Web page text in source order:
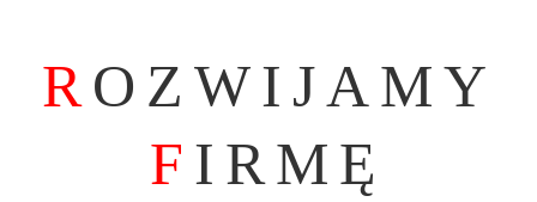
ROZWIJAMY
F IRMĘ